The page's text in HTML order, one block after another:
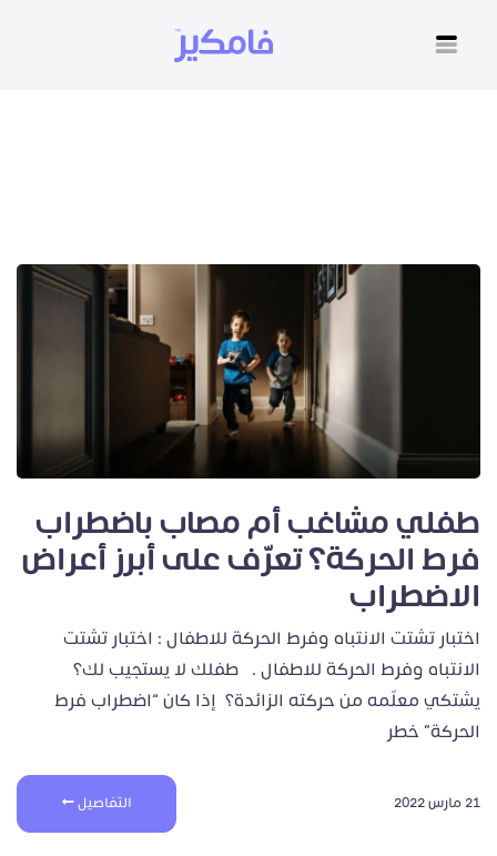
طفلي مشاغب أم مصاب باضطراب
فرط الحركة؟ تعرّف على أبرز أعراض
الاضطراب
اختبار تشتت الانتباه وفرط الحركة للاطفال : اختبار تشتت
الانتباه وفرط الحركة للاطفال . طفلك لا يستجيب لك؟
يشتكي معلّمه من حركته الزائدة؟ إذا كان “اضطراب فرط
الحركة” خطر
21 مارس 2022 التفاصيل